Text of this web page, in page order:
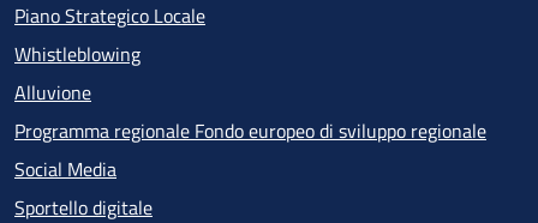
Piano Strategico Locale
Whistleblowing
Alluvione
Programma regionale Fondo europeo di sviluppo regionale
Social Media
Sportello digitale